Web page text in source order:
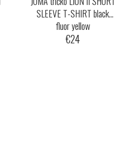
SLEEVE T-SHIRT black
fluor yellow
€24